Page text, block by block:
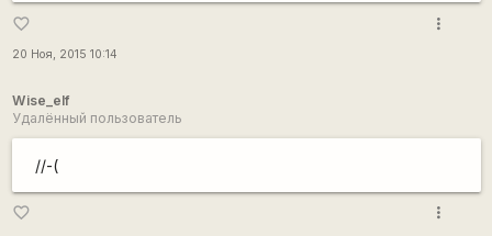
favorite_border
20 Ноя, 2015 10:14
more_vert
Wise_elf
Удалённый пользователь
//-(
favorite_border more_vert